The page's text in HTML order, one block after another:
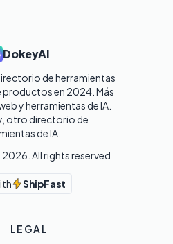
DokeyAI
de herramientas
productos en 2024. Más
y herramientas de IA.
otro directorio de
de IA.
2026 . All rights reserved
ShipFast
LEGAL